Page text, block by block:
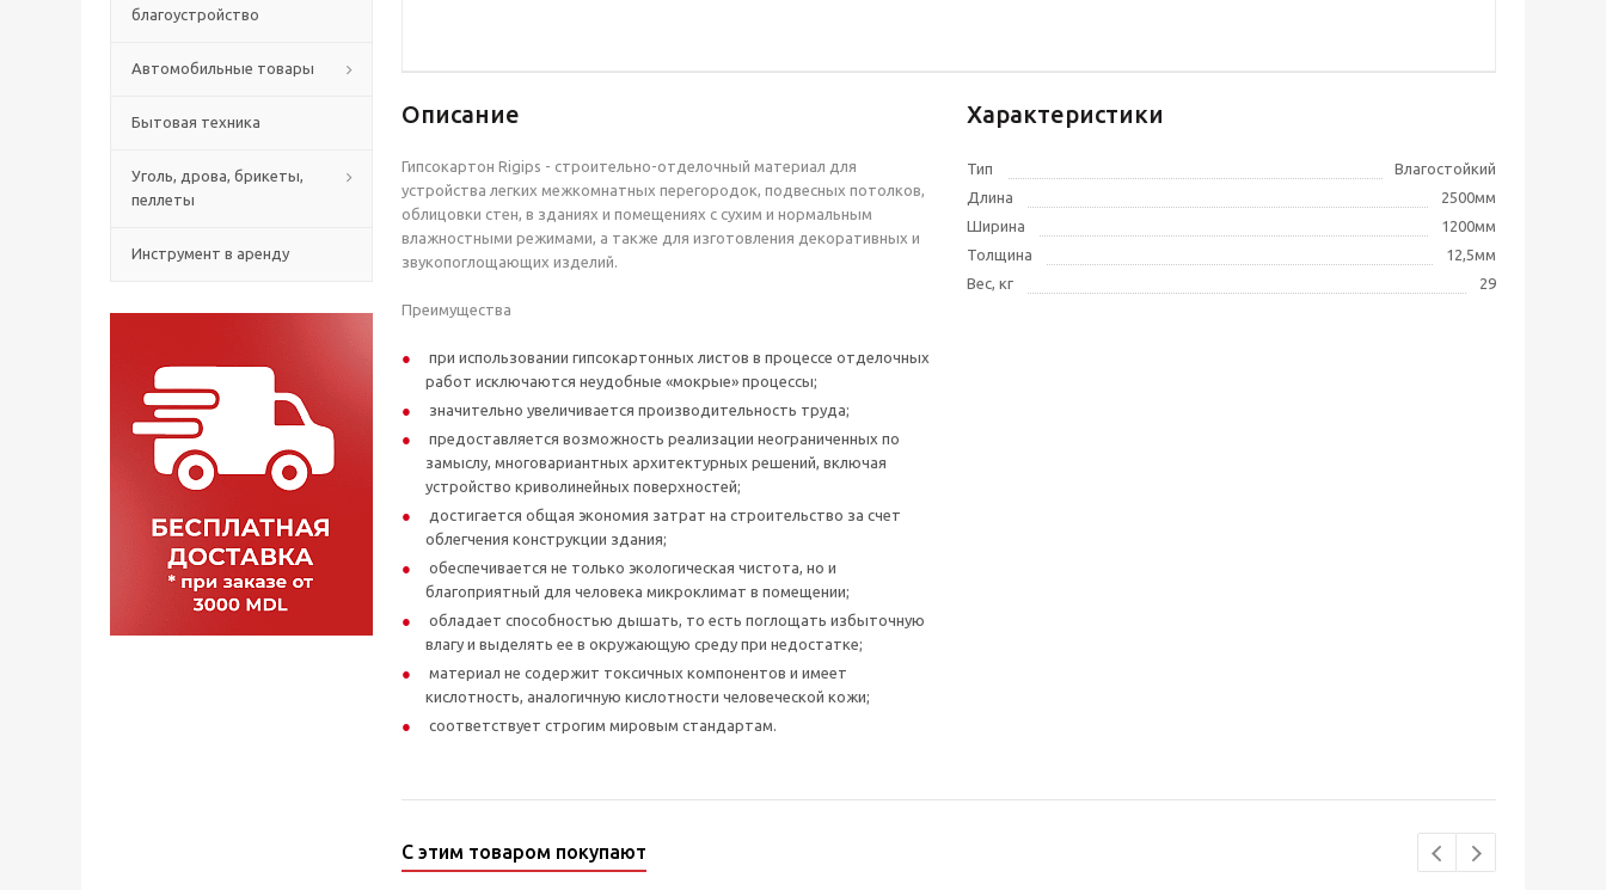
благоустройство
Автомобильные товары
Бытовая техника
Уголь, дрова, брикеты,
пеллеты
Инструмент в аренду
Описание
Гипсокартон Rigips - строительно-отделочный материал для
устройства легких межкомнатных перегородок, подвесных потолков,
облицовки стен, в зданиях и помещениях с сухим и нормальным
влажностными режимами, а также для изготовления декоративных и
звукопоглощающих изделий.
Преимущества
при использовании гипсокартонных листов в процессе отделочных
работ исключаются неудобные «мокрые» процессы;
значительно увеличивается производительность труда;
предоставляется возможность реализации неограниченных по
замыслу, многовариантных архитектурных решений, включая
устройство криволинейных поверхностей;
достигается общая экономия затрат на строительство за счет
облегчения конструкции здания;
обеспечивается не только экологическая чистота, но и
благоприятный для человека микроклимат в помещении;
обладает способностью дышать, то есть поглощать избыточную
влагу и выделять ее в окружающую среду при недостатке;
материал не содержит токсичных компонентов и имеет
кислотность, аналогичную кислотности человеческой кожи;
соответствует строгим мировым стандартам.
Характеристики
Тип
Влагостойкий
Длина
2500мм
Ширина
1200мм
Толщина
12,5мм
Вес, кг
29
С этим товаром покупают